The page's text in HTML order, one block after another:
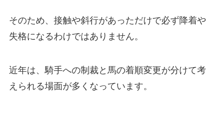
そのため、接触や斜行があっただけで必ず降着や
失格になるわけではありません。
近年は、騎手への制裁と馬の着順変更が分けて考
えられる場面が多くなっています。